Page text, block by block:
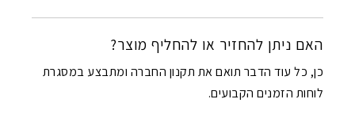
האם ניתן להחזיר או להחליף מוצר?
כן, כל עוד הדבר תואם את תקנון החברה ומתבצע במסגרת
לוחות הזמנים הקבועים.